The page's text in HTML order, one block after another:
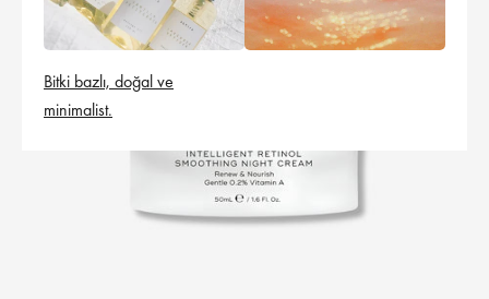
Bitki bazlı, doğal ve
minimalist.